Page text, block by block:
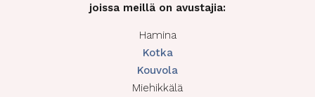
joissa meillä on avustajia:
Hamina
Kotka
Kouvola
Miehikkälä